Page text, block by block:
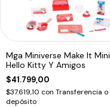
Mga Miniverse Make It Mini
Hello Kitty Y Amigos
$41.799,00
$37.619,10 con Transferencia o
depósito